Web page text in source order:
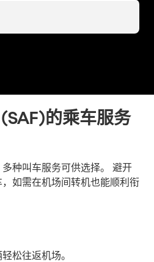
的乘车服务
种叫车服务可供选择。 避开
如需在机场间转机也能顺利衔
松往返机场。